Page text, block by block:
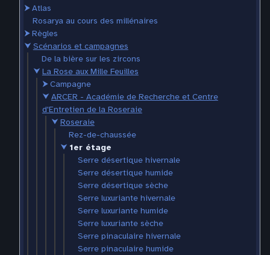
⮞Atlas
Rosarya au cours des millénaires
⮞Règles
⮟ Scénarios et campagnes
De la bière sur les zircons
⮟ La Rose aux Mille Feuilles
⮞Campagne
⮟ ARCER - Académie de Recherche et Centre
d'Entretien de la Roseraie
⮟ Roseraie
Rez-de-chaussée
⮟ 1er étage
Serre désertique hivernale
Serre désertique humide
Serre désertique sèche
Serre luxuriante hivernale
Serre luxuriante humide
Serre luxuriante sèche
Serre pinaculaire hivernale
Serre pinaculaire humide